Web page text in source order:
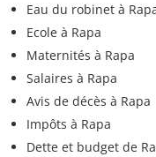
Eau du robinet à
Ecole à Rapa
Maternités à Rapa
Salaires à Rapa
Avis de décès à Rapa
Impôts à Rapa
Dette et budget de